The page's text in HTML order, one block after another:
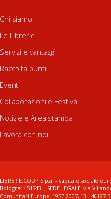
Chi siamo
Le Librerie
Servizi e vantaggi
Raccolta punti
Eventi
Collaborazioni e Festival
Notizie e Area stampa
Lavora con noi
LIBRERIE.COOP S.p.a. - capitale sociale
Bologna: 451543 ; SEDE LEGALE: via
Comunitari Europei 1957-2007, 13 -